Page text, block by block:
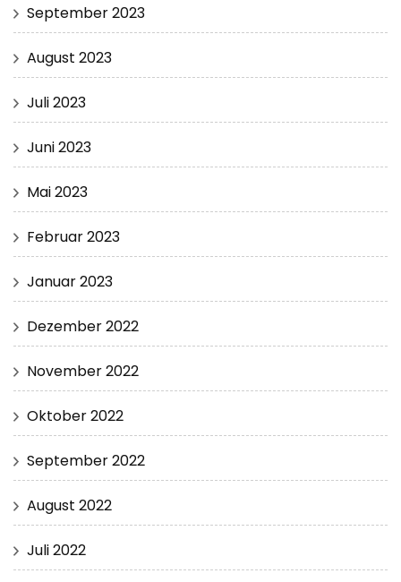
September 2023
August 2023
Juli 2023
Juni 2023
Mai 2023
Februar 2023
Januar 2023
Dezember 2022
November 2022
Oktober 2022
September 2022
August 2022
Juli 2022